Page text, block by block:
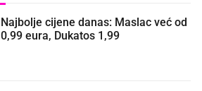
Najbolje cijene danas: Maslac već od
0,99 eura, Dukatos 1,99